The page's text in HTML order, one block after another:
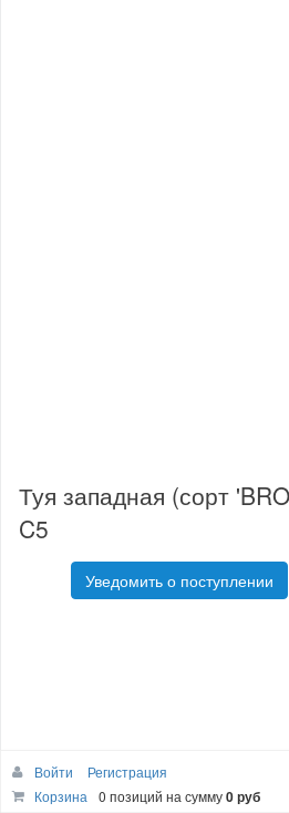
Туя западная (сорт
C5
Уведомить о поступлении
Войти
Регистрация
Корзина
0 позиций на сумму0 руб